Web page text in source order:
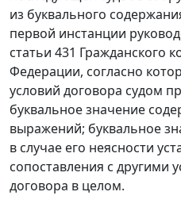
из буквального
первой инстанции
статьи 431 Гражданского
Федерации, согласно
условий договора судом
буквальное значение
выражений; буквальное
в случае его неясности
сопоставления с другими
договора в целом.